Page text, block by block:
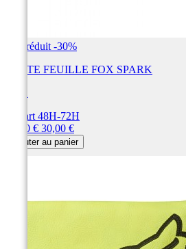
Prix réduit -30%
PORTE FEUILLE FOX SPARK
Départ 48H-72H
21,00 € Prix
de
base
30,00 €
Ajouter au panier